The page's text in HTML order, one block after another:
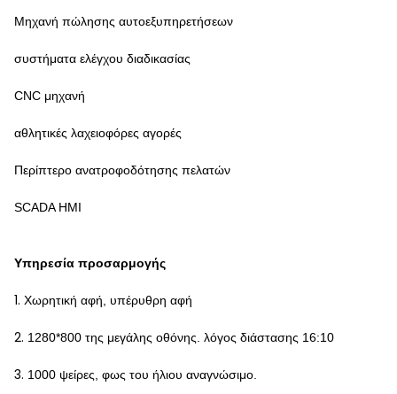
Μηχανή πώλησης αυτοεξυπηρετήσεων
συστήματα ελέγχου διαδικασίας
CNC μηχανή
αθλητικές λαχειοφόρες αγορές
Περίπτερο ανατροφοδότησης πελατών
SCADA HMI
Υπηρεσία προσαρμογής
1. Χωρητική αφή, υπέρυθρη αφή
2. 1280*800 της μεγάλης οθόνης. λόγος διάστασης 16:10
3. 1000 ψείρες, φως του ήλιου αναγνώσιμο.